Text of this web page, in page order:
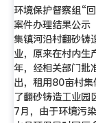
环境保护督察组“
案件办理结果公示
集镇河沿村翻砂铸
业，原来在村内
年，经相关部门批
出，租用80亩村
了翻砂铸造工业
7月，由于环境污